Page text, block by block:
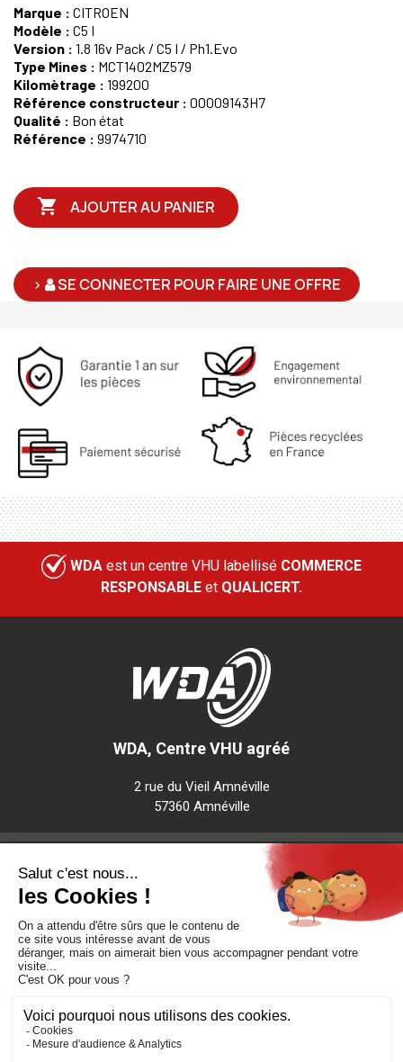
Marque : CITROEN
Modèle : C5 I
Version : 1.8 16v Pack / C5 I / Ph1.Evo
Type Mines : MCT1402MZ579
Kilomètrage : 199200
Référence constructeur : 00009143H7
Qualité : Bon état
Référence : 9974710
 AJOUTER AU PANIER
> SE CONNECTER POUR FAIRE UNE OFFRE
WDA est un centre VHU labellisé COMMERCE
RESPONSABLE et QUALICERT.
WDA, Centre VHU agréé
2 rue du Vieil Amnéville
57360 Amnéville
Besoin d'aide